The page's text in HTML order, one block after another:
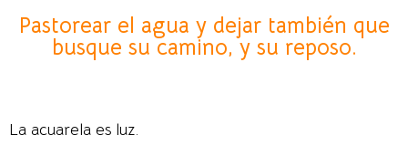
Pastorear el agua y dejar también que
busque su camino, y su reposo.
La acuarela es luz.